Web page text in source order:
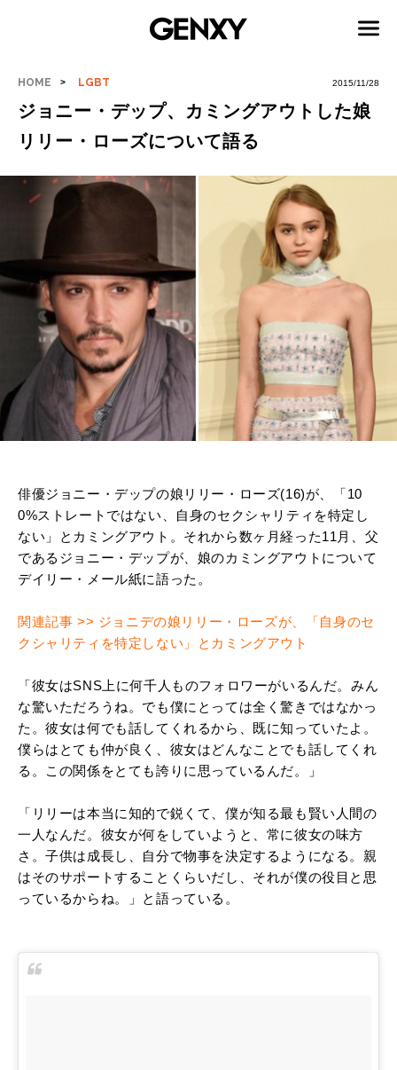
HOME LGBT 2015/11/28
ジョニー・デップ、カミングアウトした娘
リリー・ローズについて語る
俳優ジョニー・デップの娘リリー・ローズ(16)が、「10
0%ストレートではない、自身のセクシャリティを特定し
ない」とカミングアウト。それから数ヶ月経った11月、父
であるジョニー・デップが、娘のカミングアウトについて
デイリー・メール紙に語った。
関連記事 >> ジョニデの娘リリー・ローズが、「自身のセ
クシャリティを特定しない」とカミングアウト
「彼女はSNS上に何千人ものフォロワーがいるんだ。みん
な驚いただろうね。でも僕にとっては全く驚きではなかっ
た。彼女は何でも話してくれるから、既に知っていたよ。
僕らはとても仲が良く、彼女はどんなことでも話してくれ
る。この関係をとても誇りに思っているんだ。」
「リリーは本当に知的で鋭くて、僕が知る最も賢い人間の
一人なんだ。彼女が何をしていようと、常に彼女の味方
さ。子供は成長し、自分で物事を決定するようになる。親
はそのサポートすることくらいだし、それが僕の役目と思
っているからね。」と語っている。